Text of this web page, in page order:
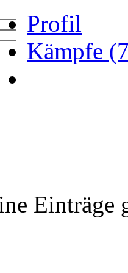
Profil
Kämpfe
Einträge